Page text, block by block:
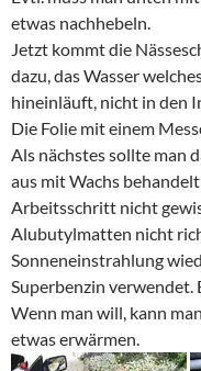
etwas nachhebeln.
Jetzt kommt die
dazu, das Wasser
hineinläuft, nicht in den
Die Folie mit einem
Als nächstes sollte man
aus mit Wachs
Arbeitsschritt nicht
Alubutylmatten nicht
Sonneneinstrahlung
Superbenzin verwendet.
Wenn man will, kann
etwas erwärmen.